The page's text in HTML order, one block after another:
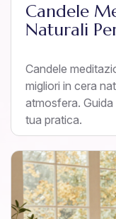
Candele
Naturali
Candele
migliori in cera
atmosfera. Guida
tua pratica.